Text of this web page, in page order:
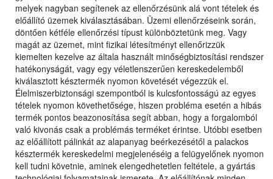
melyek nagyban segítenek az ellenőrzésünk alá vont tételek és
előállító üzemek kiválasztásában. Üzemi ellenőrzéseink során,
döntően kétféle ellenőrzési típust különböztetünk meg. Vagy
magát az üzemet, mint fizikai létesítményt ellenőrizzük
kiemelten kezelve az általa használt minőségbiztosítási rendszer
hatékonyságát, vagy egy véletlenszerűen kereskedelemből
kiválasztott késztermék nyomon követését végezzük el.
Élelmiszerbiztonsági szempontból is kulcsfontosságú az egyes
tételek nyomon követhetősége, hiszen probléma esetén a hibás
termék pontos beazonosítása segít abban, hogy a forgalomból
való kivonás csak a problémás terméket érintse. Utóbbi esetben
az előállított pálinkát az alapanyag beérkezésétől a palackos
késztermék kereskedelmi megjelenéséig a felügyelőnek nyomon
kell tudni követnie, aminek elengedhetetlen feltétele, a gyártás